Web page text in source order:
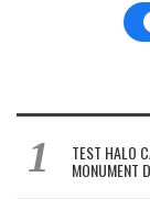
TEST HALO
MONUMENT